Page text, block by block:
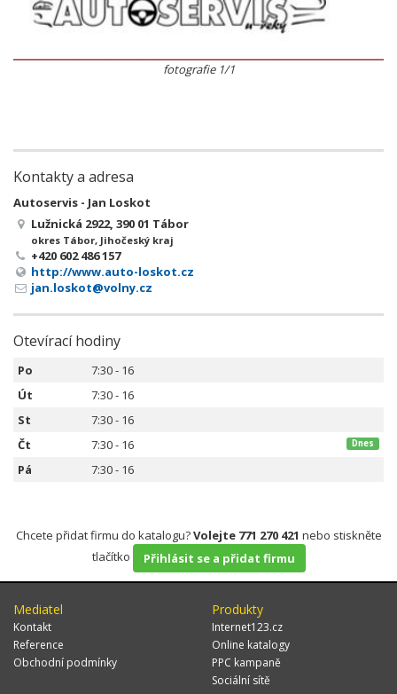
fotografie 1/1
Kontakty a adresa
Autoservis - Jan Loskot
Lužnická 2922, 390 01 Tábor
okres Tábor, Jihočeský kraj
+420 602 486 157
http://www.auto-loskot.cz
jan.loskot@volny.cz
Otevírací hodiny
Po
7:30 - 16
Út
7:30 - 16
St
7:30 - 16
Čt
7:30 - 16 Dnes
Pá 7:30 - 16
Chcete přidat firmu do katalogu?Volejte 771 270 421 nebo stiskněte
tlačítko
Přihlásit se a přidat firmu
Mediatel
Kontakt
Reference
Obchodní podmínky
Produkty
Internet123.cz
Online katalogy
PPC kampaně
Sociální sítě